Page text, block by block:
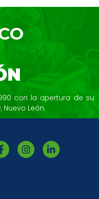
con la apertura de su
Nuevo León.